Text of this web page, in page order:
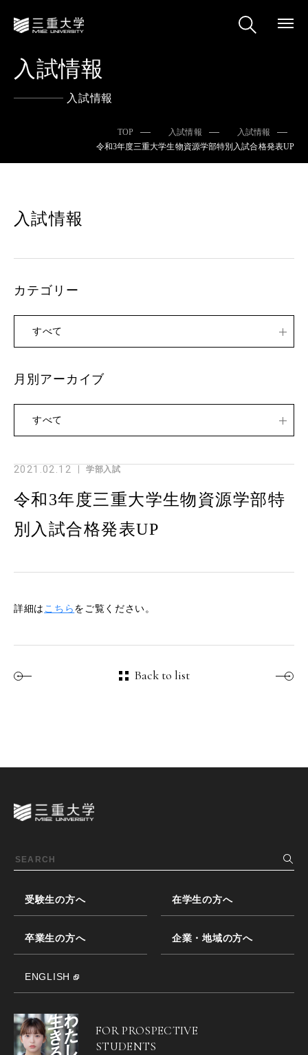
入試情報
入試情報
TOP 入試情報
入試情報
令和3年度三重大学生物資源学部特別入試合格発表UP
2021.02.12 学部入試
令和3年度三重大学生物資源学部特
別入試合格発表UP
詳細は こちらをご覧ください。
Back to list
入試情報
カテゴリー
すべて
月別アーカイブ
すべて
受験生の方へ 在学生の方へ
卒業生の方へ 企業・地域の方へ
ENGLISH
FOR PROSPECTIVE
STUDENTS